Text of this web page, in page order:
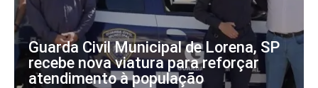
Guarda Civil Municipal de Lorena, SP
recebe nova viatura para reforçar
atendimento à população